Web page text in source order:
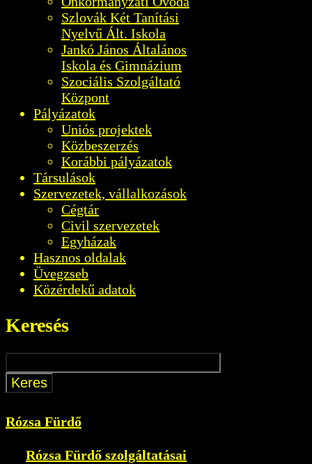
Szlovák Két Tanítási
Nyelvű Ált. Iskola
Jankó János Általános
Iskola és Gimnázium
Szociális Szolgáltató
Központ
Pályázatok
Uniós projektek
Közbeszerzés
Korábbi pályázatok
Társulások
Szervezetek, vállalkozások
Cégtár
Civil szervezetek
Egyházak
Hasznos oldalak
Üvegzseb
Közérdekű adatok
Keresés
Rózsa Fürdő
Rózsa Fürdő szolgáltatásai